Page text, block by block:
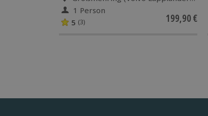
1 Person
5 (3) 199,90 €